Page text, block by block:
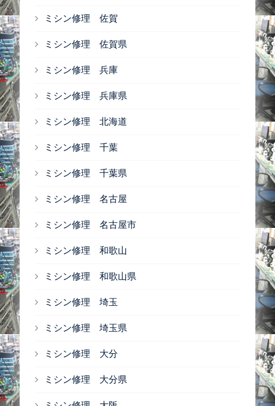
ミシン修理 佐賀
ミシン修理 佐賀県
ミシン修理 兵庫
ミシン修理 兵庫県
ミシン修理 北海道
ミシン修理 千葉
ミシン修理 千葉県
ミシン修理 名古屋
ミシン修理 名古屋市
ミシン修理 和歌山
ミシン修理 和歌山県
ミシン修理 埼玉
ミシン修理 埼玉県
ミシン修理 大分
ミシン修理 大分県